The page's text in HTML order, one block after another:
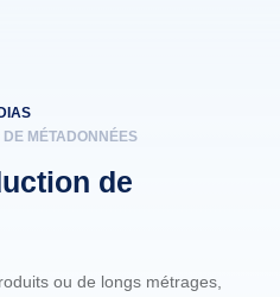
MÉTADONNÉES
de
ou de longs métrages,